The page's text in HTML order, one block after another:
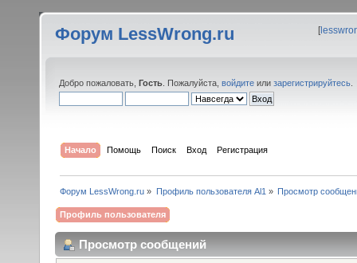
Форум LessWrong.ru [
Добро пожаловать, Гость . Пожалуйста, войдите или зарегистрируйтесь
Начало Помощь Поиск Вход Регистрация
Форум LessWrong.ru » Профиль пользователя Al1 » Просмотр
Профиль пользователя
Просмотр сообщений